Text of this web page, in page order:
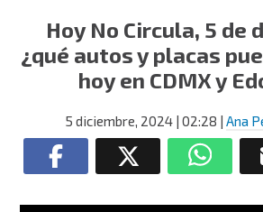
Hoy No Circula, 5 de
¿qué autos y placas
hoy en CDMX y
5 diciembre, 2024| 02:28 | Ana